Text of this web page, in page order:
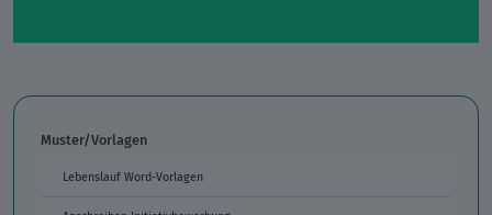
Muster/Vorlagen
Lebenslauf Word-Vorlagen